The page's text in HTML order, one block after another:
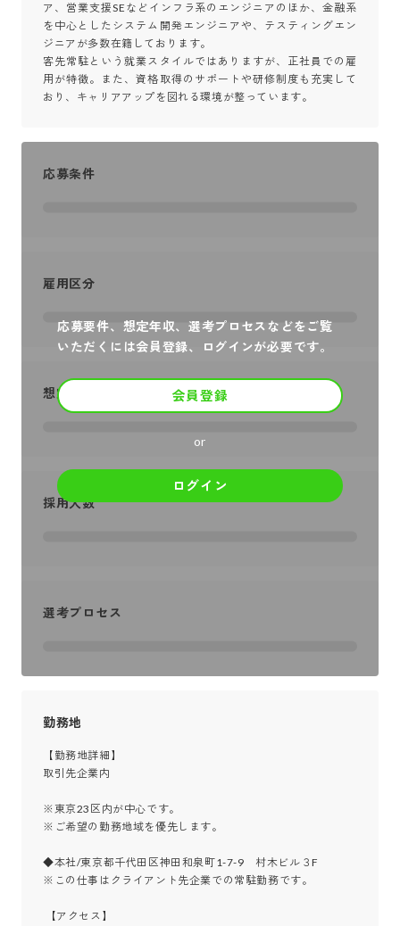
ア、営業支援SEなどインフラ系のエンジニアのほか、金融系
を中心としたシステム開発エンジニアや、テスティングエン
ジニアが多数在籍しております。
客先常駐という就業スタイルではありますが、正社員での雇
用が特徴。また、資格取得のサポートや研修制度も充実して
おり、キャリアアップを図れる環境が整っています。
応募要件、想定年収、選考プロセスなどをご覧
いただくには会員登録、ログインが必要です。
会員登録
or
ログイン
応募条件
雇用区分
想定年収
採用人数
選考プロセス
勤務地
【勤務地詳細】
取引先企業内
※東京23区内が中心です。
※ご希望の勤務地域を優先します。
◆本社/東京都千代田区神田和泉町1-7-9　村木ビル３F
※この仕事はクライアント先企業での常駐勤務です。